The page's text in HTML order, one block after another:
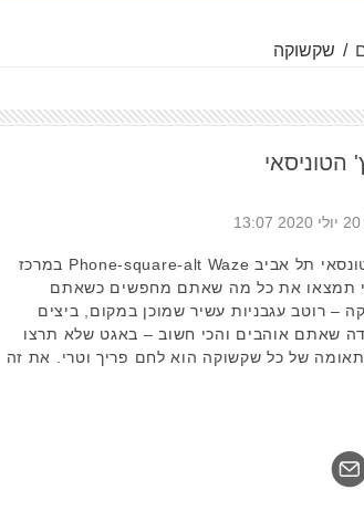
/ שקשוקה
הטוניסאי
20 יולי 2020 13:07
מרכז הסנדוויץ הטונסאי תל אביב Phone-square-alt Waze במרכז
תמצאו את כל מה שאתם מחפשים כשאתם
– רוטב עגבניות עשיר שמוכן במקום, ביצים
שאתם אוהבים והכי חשוב – באגט שלא תרצו
של כל שקשוקה הוא לחם פריך וטרי. את זה